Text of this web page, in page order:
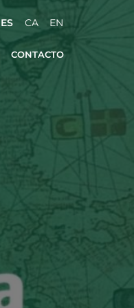
ES CA EN
CONTACTO